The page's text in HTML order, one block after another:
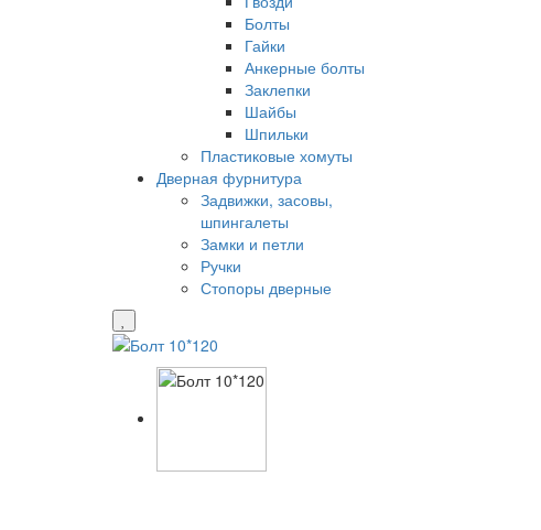
Болты
Гайки
Анкерные болты
Заклепки
Шайбы
Шпильки
Пластиковые хомуты
Дверная фурнитура
Задвижки, засовы,
шпингалеты
Замки и петли
Ручки
Стопоры дверные